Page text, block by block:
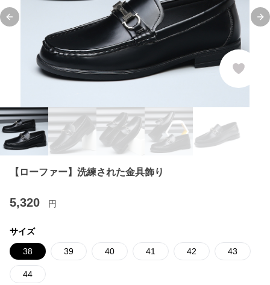
Previous slide
【ローファー】洗練された金具飾り
5,320 円
サイズ
38 39 40 41 42 43
44